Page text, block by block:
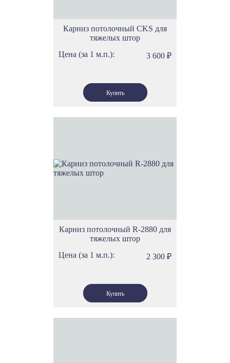
Карниз потолочный CKS для
тяжелых штор
Цена (за 1 м.п.):
3 600 ₽
Карниз потолочный R-2880 для
тяжелых штор
Цена (за 1 м.п.):
2 300 ₽